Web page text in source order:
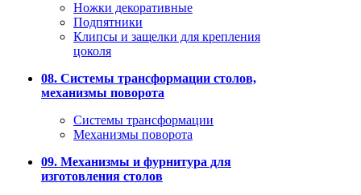
Ножки декоративные
Подпятники
Клипсы и защелки для крепления
цоколя
08. Системы трансформации столов,
механизмы поворота
Системы трансформации
Механизмы поворота
09. Механизмы и фурнитура для
изготовления столов